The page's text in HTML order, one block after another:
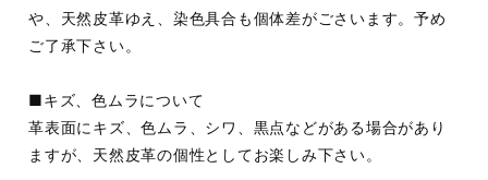
や、天然皮革ゆえ、染色具合も個体差がごさいます。予め
ご了承下さい。
■キズ、色ムラについて
革表面にキズ、色ムラ、シワ、黒点などがある場合があり
ますが、天然皮革の個性としてお楽しみ下さい。